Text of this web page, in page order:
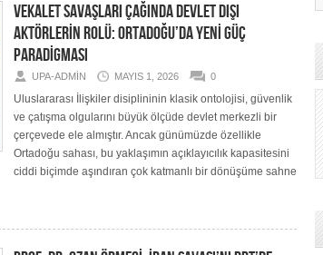
VEKALET SAVAŞLARI ÇAĞINDA DEVLET DIŞI
AKTÖRLERİN ROLÜ: ORTADOĞU’DA YENİ GÜÇ
PARADİGMASI
UPA-ADMIN MAYIS 1, 2026 0
Uluslararası İlişkiler disiplininin klasik ontolojisi, güvenlik
ve çatışma olgularını büyük ölçüde devlet merkezli bir
çerçevede ele almıştır. Ancak günümüzde özellikle
Ortadoğu sahası, bu yaklaşımın açıklayıcılık kapasitesini
ciddi biçimde aşındıran çok katmanlı bir dönüşüme sahne